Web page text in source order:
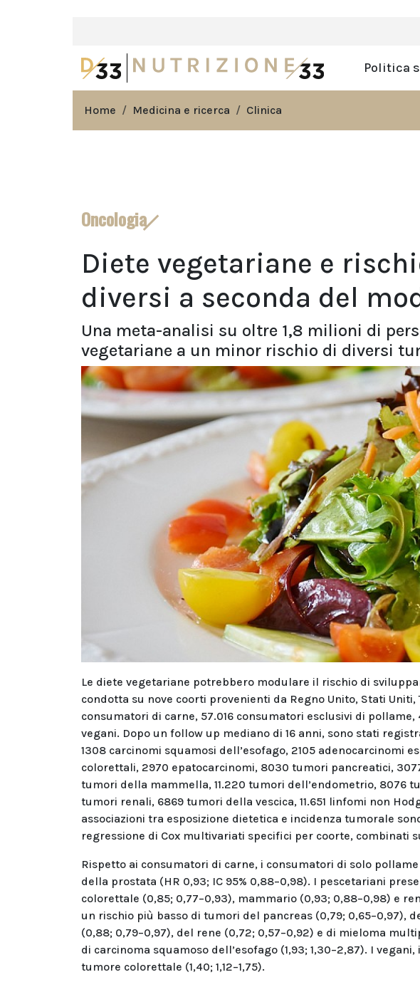
Politica
Home Medicina e ricerca Clinica
Oncologia
Diete vegetariane e
diversi a seconda del
Una meta-analisi su oltre 1,8 milioni di
vegetariane a un minor rischio di diversi
Le diete vegetariane potrebbero modulare il rischio di
condotta su nove coorti provenienti da Regno Unito, Stati Uniti,
consumatori di carne, 57.016 consumatori esclusivi di
vegani. Dopo un follow up mediano di 16 anni, sono stati
1308 carcinomi squamosi dell’esofago, 2105 adenocarcinomi
colorettali, 2970 epatocarcinomi, 8030 tumori pancreatici,
tumori della mammella, 11.220 tumori dell’endometrio, 8076
tumori renali, 6869 tumori della vescica, 11.651 linfomi non
associazioni tra esposizione dietetica e incidenza tumorale
regressione di Cox multivariati specifici per coorte, combinati
Rispetto ai consumatori di carne, i consumatori di solo
della prostata (HR 0,93; IC 95% 0,88–0,98). I pescetariani
colorettale (0,85; 0,77–0,93), mammario (0,93; 0,88–0,98) e
un rischio più basso di tumori del pancreas (0,79; 0,65–0,97),
(0,88; 0,79–0,97), del rene (0,72; 0,57–0,92) e di mieloma
di carcinoma squamoso dell’esofago (1,93; 1,30–2,87). I
tumore colorettale (1,40; 1,12–1,75).